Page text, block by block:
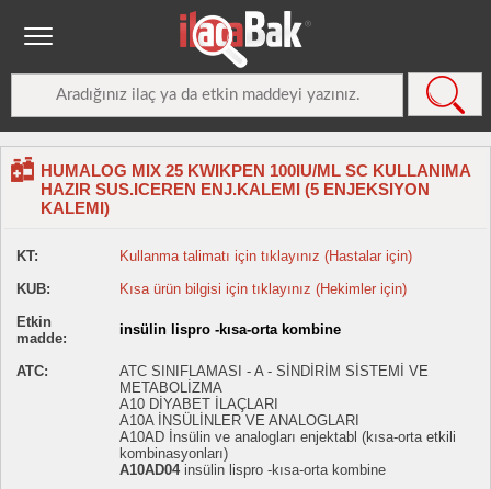
HUMALOG MIX 25 KWIKPEN 100IU/ML SC KULLANIMA
HAZIR SUS.ICEREN ENJ.KALEMI (5 ENJEKSIYON
KALEMI)
KT:
Kullanma talimatı için tıklayınız (Hastalar için)
KUB:
Kısa ürün bilgisi için tıklayınız (Hekimler için)
Etkin
madde:
insülin lispro -kısa-orta kombine
ATC:
ATC SINIFLAMASI - A - SİNDİRİM SİSTEMİ VE
METABOLİZMA
A10 DİYABET İLAÇLARI
A10A İNSÜLİNLER VE ANALOGLARI
A10AD İnsülin ve analogları enjektabl (kısa-orta etkili
kombinasyonları)
A10AD04insülin lispro -kısa-orta kombine